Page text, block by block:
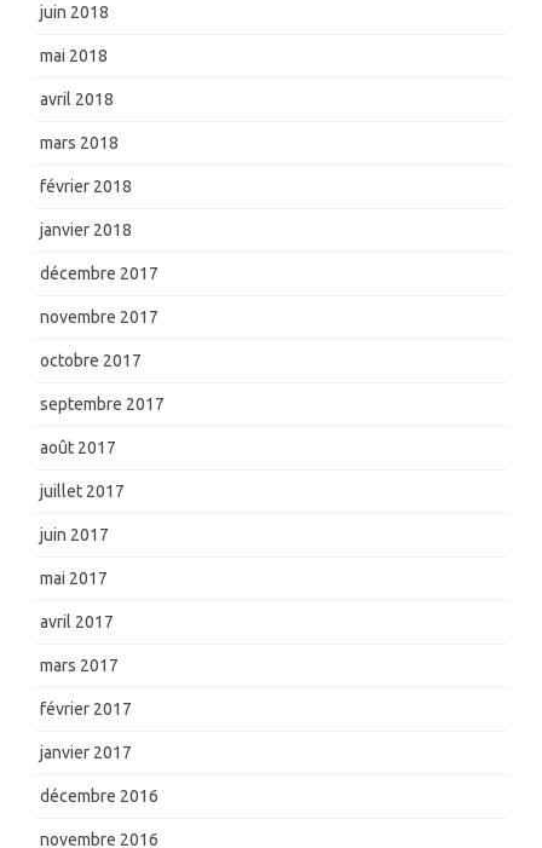
juin 2018
mai 2018
avril 2018
mars 2018
février 2018
janvier 2018
décembre 2017
novembre 2017
octobre 2017
septembre 2017
août 2017
juillet 2017
juin 2017
mai 2017
avril 2017
mars 2017
février 2017
janvier 2017
décembre 2016
novembre 2016